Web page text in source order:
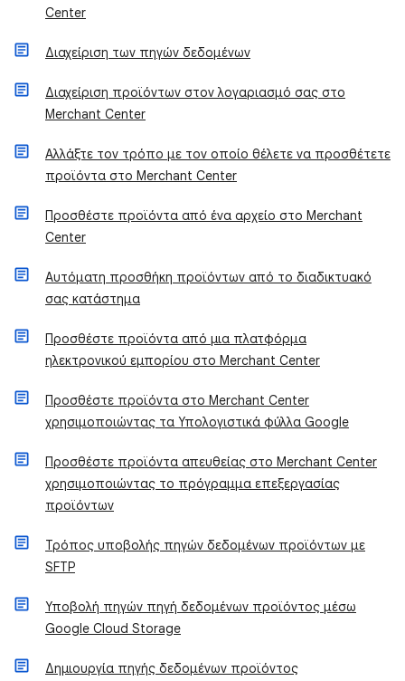
Center
Διαχείριση των πηγών δεδομένων
Διαχείριση προϊόντων στον λογαριασμό σας στο
Merchant Center
Αλλάξτε τον τρόπο με τον οποίο θέλετε να προσθέτετε
προϊόντα στο Merchant Center
Προσθέστε προϊόντα από ένα αρχείο στο Merchant
Center
Αυτόματη προσθήκη προϊόντων από το διαδικτυακό
σας κατάστημα
Προσθέστε προϊόντα από μια πλατφόρμα
ηλεκτρονικού εμπορίου στο Merchant Center
Προσθέστε προϊόντα στο Merchant Center
χρησιμοποιώντας τα Υπολογιστικά φύλλα Google
Προσθέστε προϊόντα απευθείας στο Merchant Center
χρησιμοποιώντας το πρόγραμμα επεξεργασίας
προϊόντων
​Τρόπος υποβολής πηγών δεδομένων προϊόντων με
SFTP
Υποβολή πηγών πηγή δεδομένων προϊόντος μέσω
Google Cloud Storage
Δημιουργία πηγής δεδομένων προϊόντος